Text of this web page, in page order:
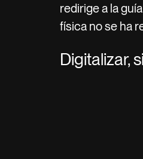
redirige a la
física no se ha
Digitalizar,